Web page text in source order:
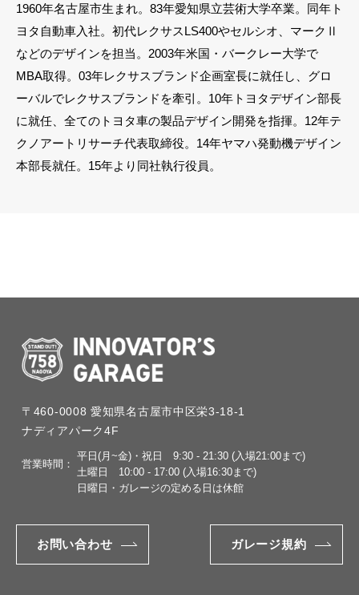
1960年名古屋市生まれ。83年愛知県立芸術大学卒業。同年ト
ヨタ自動車入社。初代レクサスLS400やセルシオ、マークⅡ
などのデザインを担当。2003年米国・バークレー大学で
MBA取得。03年レクサスブランド企画室⾧に就任し、グロ
ーバルでレクサスブランドを牽引。10年トヨタデザイン部⾧
に就任、全てのトヨタ車の製品デザイン開発を指揮。12年テ
クノアートリサーチ代表取締役。14年ヤマハ発動機デザイン
本部⾧就任。15年より同社執行役員。
〒460-0008 愛知県名古屋市中区栄3-18-1
ナディアパーク4F
営業時間：
平日(月~金)・祝日
9:30 - 21:30 (入場21:00まで)
土曜日
10:00 - 17:00 (入場16:30まで)
日曜日・ガレージの定める日は休館
お問い合わせ ガレージ規約